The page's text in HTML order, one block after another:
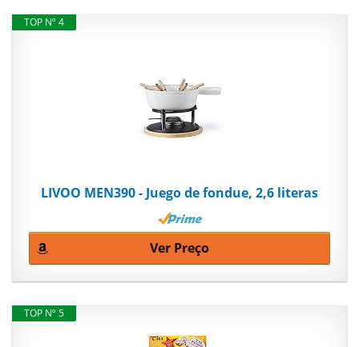
TOP Nº 4
LIVOO MEN390 - Juego de fondue, 2,6 literas
Ver Preço
TOP Nº 5